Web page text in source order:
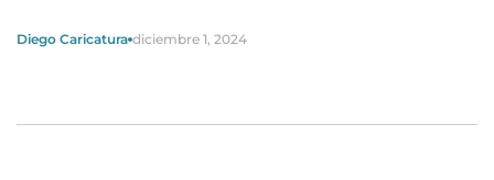
Diego Caricatura diciembre 1, 2024